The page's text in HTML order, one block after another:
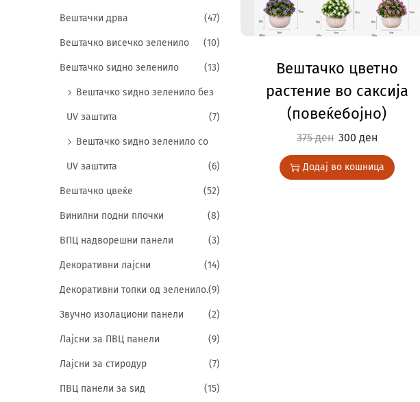
Вештачко цветно
растение во саксија
(повеќебојно)
375ден 300 ден
Додај во кошница
Вештачки дрва (47)
Вештачко висечко зеленило (10)
Вештачко ѕидно зеленило (13)
Вештачко ѕидно зеленило без
UV заштита (7)
Вештачко ѕидно зеленило со
UV заштита (6)
Вештачко цвеќе (52)
Винилни подни плочки (8)
ВПЦ надворешни панели (3)
Декоративни лајсни (14)
Декоративни топки од зеленило.(9)
Звучно изолациони панели (2)
Лајсни за ПВЦ панели (9)
Лајсни за стиродур (7)
ПВЦ панели за ѕид (15)